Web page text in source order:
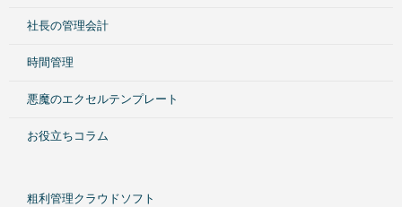
社長の管理会計
時間管理
悪魔のエクセルテンプレート
お役立ちコラム
粗利管理クラウドソフト